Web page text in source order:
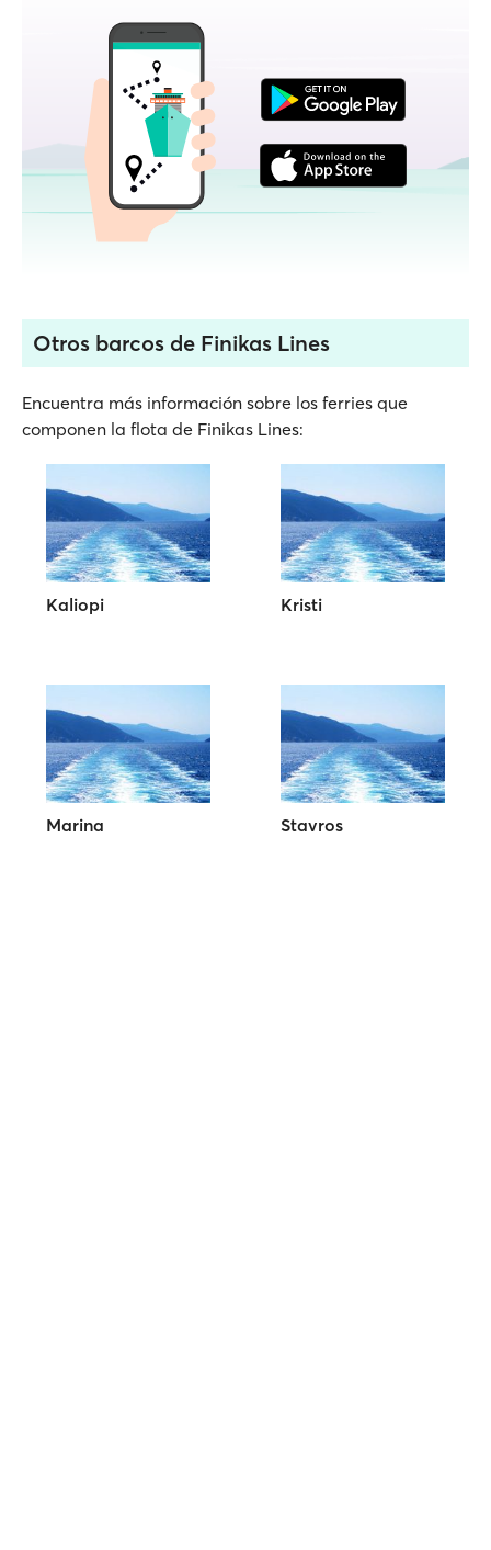
Otros barcos de Finikas Lines
Encuentra más información sobre los ferries que
componen la flota de Finikas Lines:
Kaliopi Kristi
Marina Stavros